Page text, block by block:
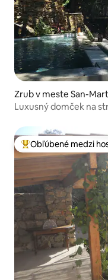
Zrub v meste San-
Luxusný domček na
Najobľúbenejšie
Obľúbené medzi